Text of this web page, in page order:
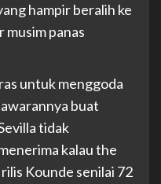
hampir beralih ke
musim panas
untuk menggoda
buat
tidak
kalau the
Kounde senilai 72